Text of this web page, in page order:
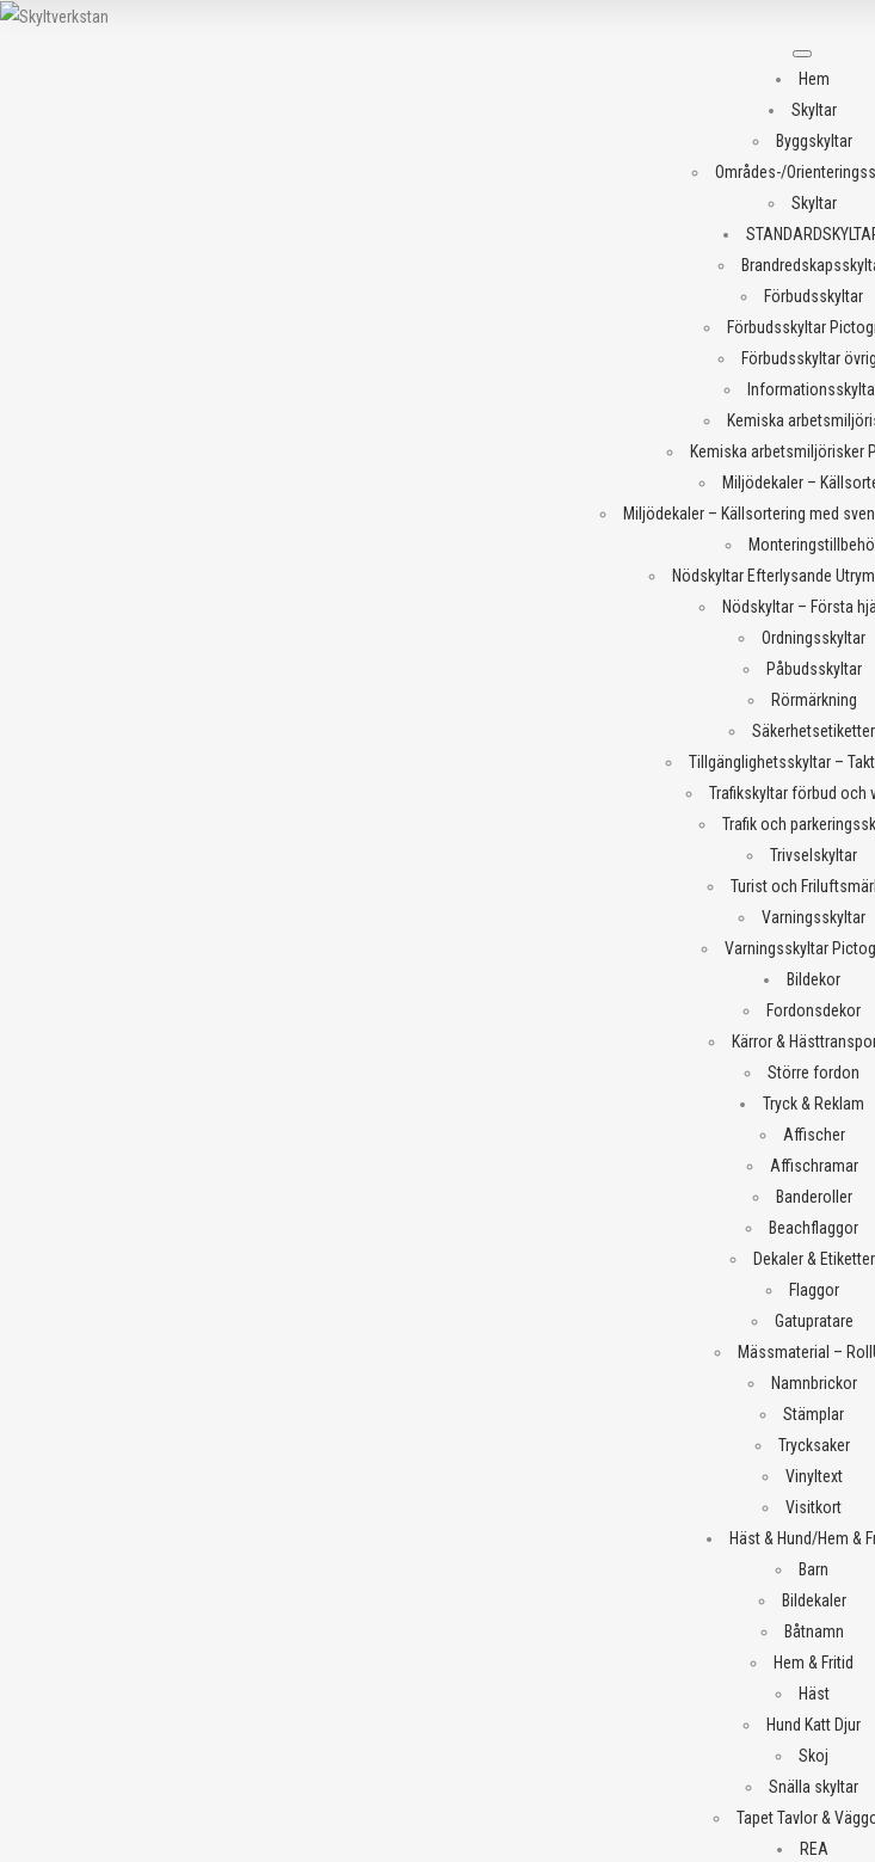
Meny
Hem
Skyltar
Byggskyltar
Områdes-/
Skyltar
Förbudsskyltar
Förbudsskyltar
Förbudsskyltar
Kemiska
Kemiska arbetsmiljörisker
Miljödekaler –
Miljödekaler – Källsortering med
Nödskyltar Efterlysande
Nödskyltar – Första
Ordningsskyltar
Påbudsskyltar
Rörmärkning
Säkerhetsetiketter
Tillgänglighetsskyltar –
Trafikskyltar förbud och
Trafik och
Trivselskyltar
Turist och
Varningsskyltar
Varningsskyltar
Bildekor
Fordonsdekor
Kärror &
Större fordon
Tryck & Reklam
Affischer
Affischramar
Banderoller
Beachflaggor
Dekaler & Etiketter
Flaggor
Gatupratare
Mässmaterial –
Namnbrickor
Stämplar
Trycksaker
Vinyltext
Visitkort
Häst & Hund/Hem &
Barn
Bildekaler
Båtnamn
Hem & Fritid
Häst
Hund Katt Djur
Skoj
Snälla skyltar
Tapet Tavlor &
REA